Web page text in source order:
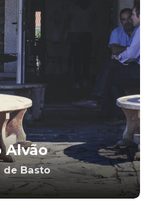
Alvão
de Basto